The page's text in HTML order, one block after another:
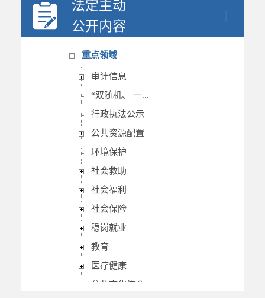
法定主动
公开内容
行政权力
重要部署执行公开
重点领域
审计信息
“双随机、 一...
行政执法公示
公共资源配置
环境保护
社会救助
社会福利
社会保险
稳岗就业
教育
医疗健康
公共文化体育